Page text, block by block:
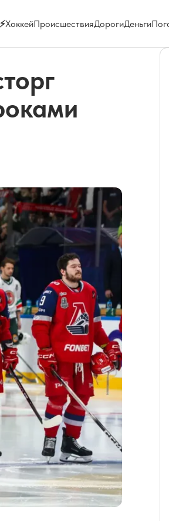
ХоккейПроисшествияДорогиДеньги